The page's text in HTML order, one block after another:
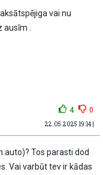
vai nu
.
4 0
22.05.2025 19:14 |
Tos parasti dod
Vai varbūt tev ir kādas